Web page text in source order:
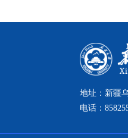
地址：新疆
电话：